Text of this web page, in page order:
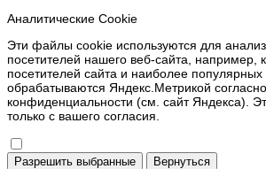
Аналитические Cookie
Эти файлы cookie используются для
посетителей нашего веб-сайта, например,
посетителей сайта и наиболее
обрабатываются Яндекс.Метрикой
конфиденциальности (см. сайт Яндекса).
только с вашего согласия.
Разрешить выбранные Вернуться